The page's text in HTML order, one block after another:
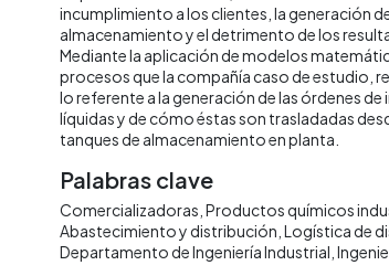
incumplimiento a los clientes, la generación
almacenamiento y el detrimento de los
Mediante la aplicación de modelos
procesos que la compañía caso de estudio,
lo referente a la generación de las órdenes
líquidas y de cómo éstas son trasladadas
tanques de almacenamiento en planta.
Palabras clave
Comercializadoras Productos químicos
Abastecimiento y distribución Logística de
Departamento de Ingeniería Industrial